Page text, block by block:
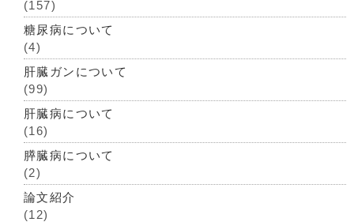
(157)
糖尿病について
(4)
肝臓ガンについて
(99)
肝臓病について
(16)
膵臓病について
(2)
論文紹介
(12)